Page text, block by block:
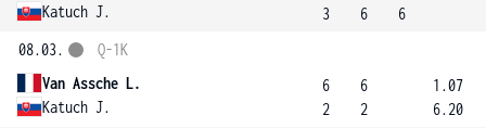
Katuch J.
3
6
6
08.03.
Van Assche L.
Katuch J.
Q-1K
6
2
6
2
1.07
6.20